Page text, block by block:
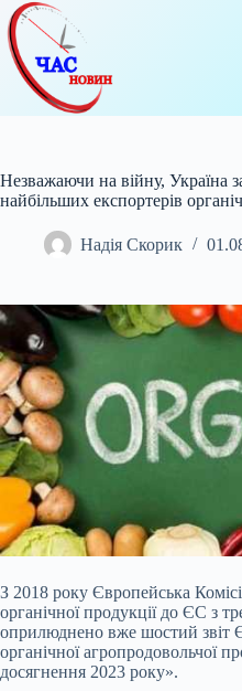
Перейти
до
вмісту
Незважаючи на війну, Україна
найбільших експортерів
Надія Скорик
З 2018 року Європейська
органічної продукції до ЄС з
оприлюднено вже шостий звіт
органічної агропродовольчої
досягнення 2023 року».